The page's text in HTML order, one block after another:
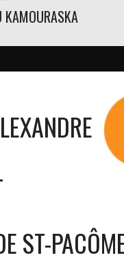
KAMOURASKA
ST-